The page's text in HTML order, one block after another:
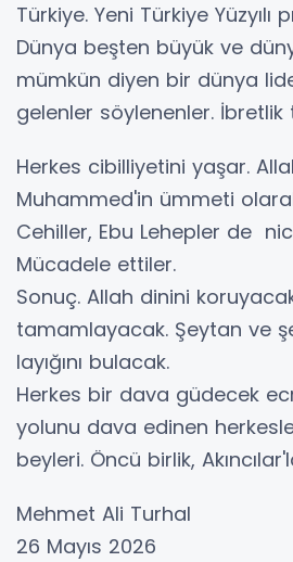
Türkiye. Yeni Türkiye Yüzyılı
Dünya beşten büyük ve
mümkün diyen bir dünya
gelenler söylenenler. İbretlik
Herkes cibilliyetini yaşar.
Muhammed'in ümmeti
Cehiller, Ebu Lehepler de
Mücadele ettiler.
Sonuç. Allah dinini
tamamlayacak. Şeytan ve
layığını bulacak.
Herkes bir dava güdecek
yolunu dava edinen herkesle
beyleri. Öncü birlik,
Mehmet Ali Turhal
26 Mayıs 2026